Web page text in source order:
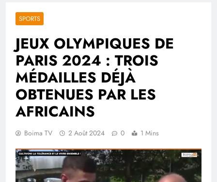
SPORTS
JEUX OLYMPIQUES DE
PARIS 2024 : TROIS
MÉDAILLES DÉJÀ
OBTENUES PAR LES
AFRICAINS
Boima TV 2 Août 2024 0 1 Mins